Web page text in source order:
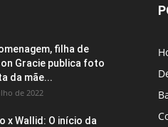
filha de
Gracie publica foto
da mãe...
de 2022
x Wallid: O início da